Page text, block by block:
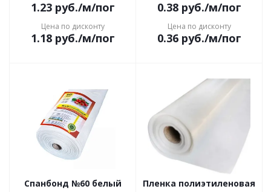
1.23руб./м/пог
Цена по дисконту
1.18руб./м/пог
0.38руб./м/пог
Цена по дисконту
0.36руб./м/пог
Спанбонд №60 белый
Пленка полиэтиленовая